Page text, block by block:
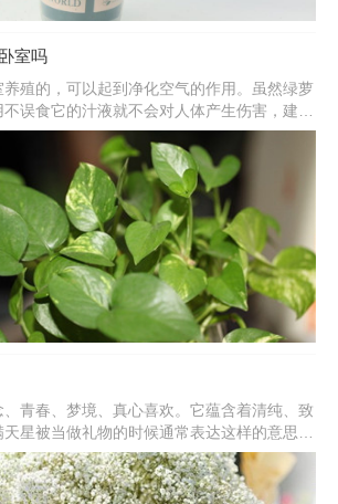
室吗
殖的，可以起到净化空气的作用。虽然绿萝
误食它的汁液就不会对人体产生伤害，建议
，因为呼吸作用会生成二氧化碳。
青春、梦境、真心喜欢。它蕴含着清纯、致
星被当做礼物的时候通常表达这样的意思：
的，我是真心喜欢你的，拥有你我很喜悦。